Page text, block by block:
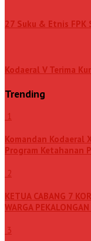
27 Suku & Etnis FPK
Kodaeral V Terima
Trending
1
Komandan Kodaeral
Program Ketahanan
2
KETUA CABANG 7
WARGA
3